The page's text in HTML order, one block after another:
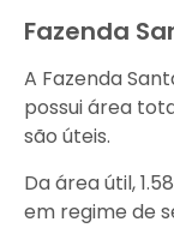
Fazenda
A Fazenda
possui área
são úteis.
Da área útil,
em regime de